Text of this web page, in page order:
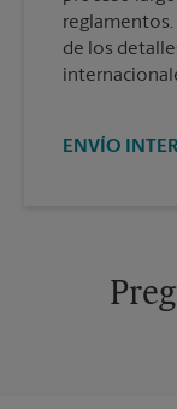
reglamentos.
de los
ENVÍO